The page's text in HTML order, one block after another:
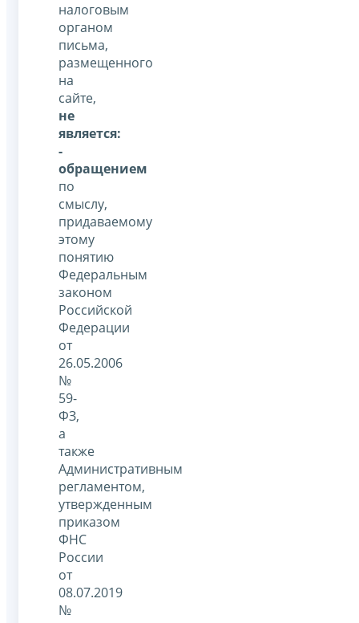
налоговым
органом
письма,
размещенного
на
сайте,
не
является:
-
обращением
по
смыслу,
придаваемому
этому
понятию
Федеральным
законом
Российской
Федерации
от
26.05.2006
№
59-
ФЗ,
а
также
Административным
регламентом,
утвержденным
приказом
ФНС
России
от
08.07.2019
№